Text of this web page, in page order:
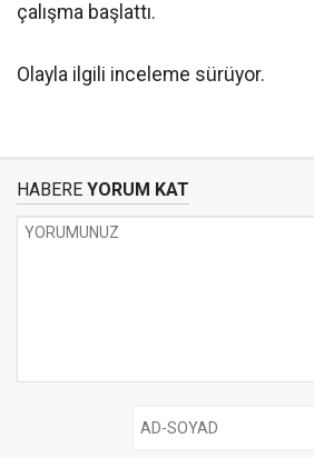
çalışma başlattı.
Olayla ilgili inceleme sürüyor.
HABERE YORUM KAT